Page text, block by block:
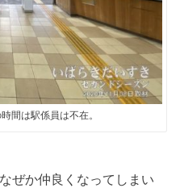
間は駅係員は不在。
ぜか仲良くなってしまい